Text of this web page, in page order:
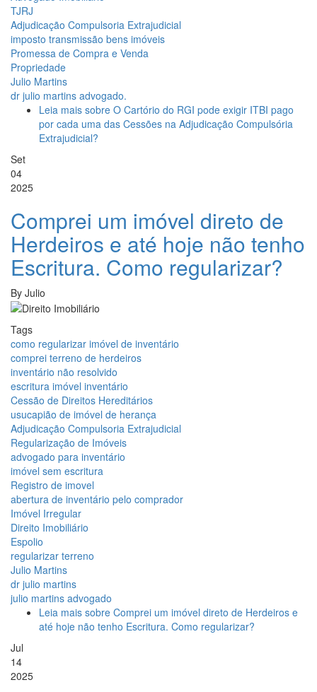
TJRJ
Adjudicação Compulsoria Extrajudicial
imposto transmissão bens imóveis
Promessa de Compra e Venda
Propriedade
Julio Martins
dr julio martins advogado.
Leia mais sobre O Cartório do RGI pode exigir ITBI pago
por cada uma das Cessões na Adjudicação Compulsória
Extrajudicial?
Set
04
2025
Comprei um imóvel direto de
Herdeiros e até hoje não tenho
Escritura. Como regularizar?
By Julio
Tags
como regularizar imóvel de inventário
comprei terreno de herdeiros
inventário não resolvido
escritura imóvel inventário
Cessão de Direitos Hereditários
usucapião de imóvel de herança
Adjudicação Compulsoria Extrajudicial
Regularização de Imóveis
advogado para inventário
imóvel sem escritura
Registro de imovel
abertura de inventário pelo comprador
Imóvel Irregular
Direito Imobiliário
Espolio
regularizar terreno
Julio Martins
dr julio martins
julio martins advogado
Leia mais sobre Comprei um imóvel direto de Herdeiros e
até hoje não tenho Escritura. Como regularizar?
Jul
14
2025